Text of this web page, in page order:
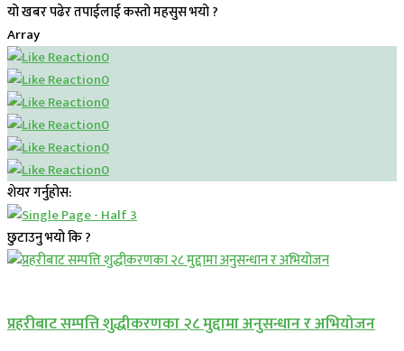
यो खबर पढेर तपाईलाई कस्तो महसुस भयो ?
Array
0
0
0
0
0
0
शेयर गर्नुहोस:
छुटाउनु भयो कि ?
प्रहरीबाट सम्पत्ति शुद्धीकरणका २८ मुद्दामा अनुसन्धान र अभियोजन